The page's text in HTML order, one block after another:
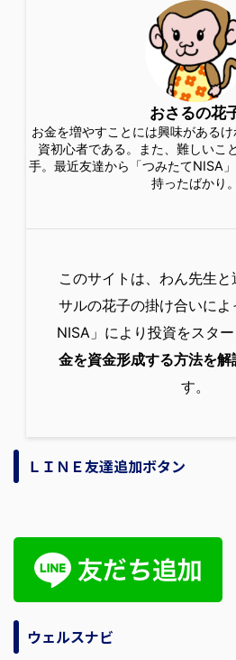
おさるの花
お金を増やすことには興味がある
資初心者である。また、難しいこ
手。最近友達から「つみたてNISA
持ったばかり。
このサイトは、わん先生
サルの花子の掛け合いによ
NISA」により投資をスター
金を資金形成する方法を解
す。
ＬＩＮＥ友達追加ボタン
ウェルスナビ